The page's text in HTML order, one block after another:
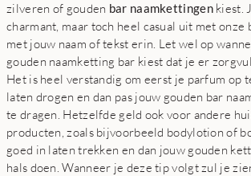
zilveren of gouden bar naamkettingenkiest.
charmant, maar toch heel casual uit met onze
met jouw naam of tekst erin. Let wel op
gouden naamketting bar kiest dat je er
Het is heel verstandig om eerst je parfum op
laten drogen en dan pas jouw gouden bar
te dragen. Hetzelfde geld ook voor andere
producten, zoals bijvoorbeeld bodylotion of
goed in laten trekken en dan jouw gouden
hals doen. Wanneer je deze tip volgt zul je